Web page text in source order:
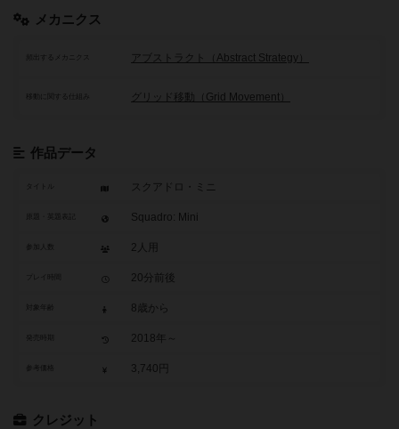
メカニクス
頻出するメカニクス アブストラクト（Abstract Strategy）
移動に関する仕組み グリッド移動（Grid Movement）
作品データ
タイトル スクアドロ・ミニ
Squadro: Mini
2人用
20分前後
8歳から
2018年～
参考価格 3,740円
クレジット